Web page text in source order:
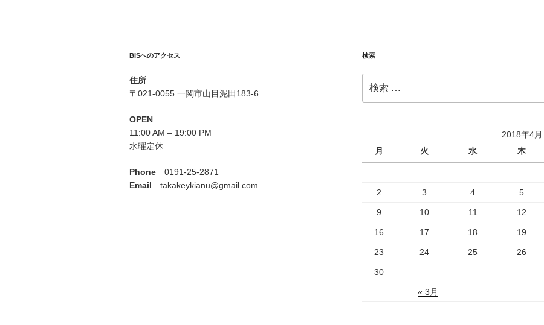
ョ
ン
BISへのアクセス
住所
〒021-0055 一関市山目泥田183-6
OPEN
11:00 AM – 19:00 PM
水曜定休
Phone 0191-25-2871
Email takakeykianu@gmail.com
検索
索:
2018年4月
月
火 水 木
« 3月
2 3 4 5
9 10 11 12
16 17 18 19
23 24 25 26
30